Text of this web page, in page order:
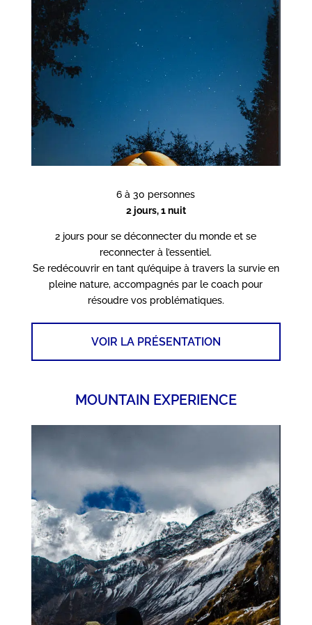
6 à 30 personnes
2 jours, 1 nuit
2 jours pour se déconnecter du monde et se
reconnecter à l’essentiel.
Se redécouvrir en tant qu’équipe à travers la survie en
pleine nature, accompagnés par le coach pour
résoudre vos problématiques.
VOIR LA PRÉSENTATION
MOUNTAIN EXPERIENCE